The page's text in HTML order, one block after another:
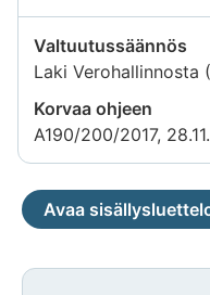
Valtuutussäännös
Laki
Korvaa ohjeen
A190/200/2017,
Avaa